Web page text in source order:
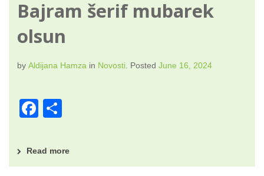
Bajram šerif mubarek
olsun
by Aldijana Hamza in Novosti Posted June 16, 2024
F
c
e
ar
e
Read more